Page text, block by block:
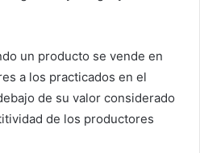
un producto se vende en
a los practicados en el
de su valor considerado
de los productores